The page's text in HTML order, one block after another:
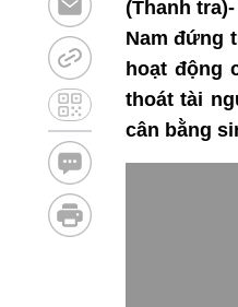
(Thanh
Nam đứng
hoạt động
thoát tài
cân bằng